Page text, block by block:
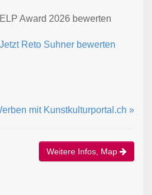
Award 2026 bewerten
Jetzt Reto Suhner bewerten
mit Kunstkulturportal.ch »
Weitere Infos, Map